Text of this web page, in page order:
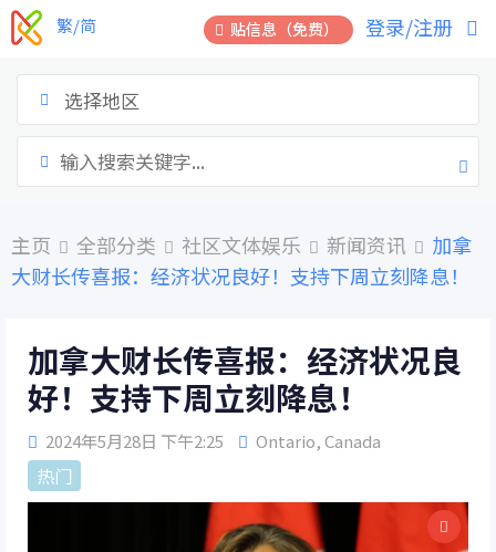
跳
到
贴信息（免费） 登录/注册
繁/简
选择地区
主页 全部分类 社区文体娱乐 新闻资讯
加拿
大财长传喜报：经济状况良好！支持下周立刻降息！
加拿大财长传喜报：经济状况良
好！支持下周立刻降息！
2024年5月28日 下午2:25 Ontario,Canada
热门